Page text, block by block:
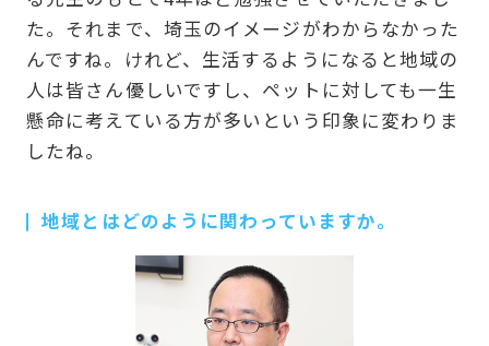
た。それまで、埼玉のイメージがわからなかった
んですね。けれど、生活するようになると地域の
人は皆さん優しいですし、ペットに対しても一生
懸命に考えている方が多いという印象に変わりま
したね。
地域とはどのように関わっていますか。